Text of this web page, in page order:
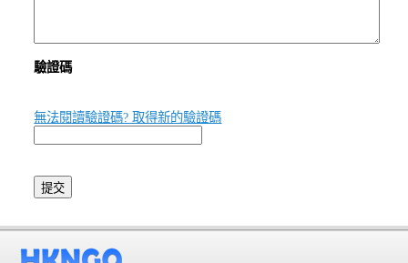
驗證碼
無法閱讀驗證碼? 取得新的驗證碼